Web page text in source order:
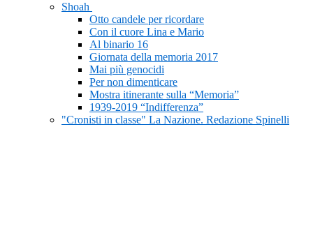
Shoah
Otto candele per ricordare
Con il cuore Lina e Mario
Al binario 16
Giornata della memoria 2017
Mai più genocidi
Per non dimenticare
Mostra itinerante sulla “Memoria”
1939-2019 “Indifferenza”
"Cronisti in classe" La Nazione. Redazione Spinelli